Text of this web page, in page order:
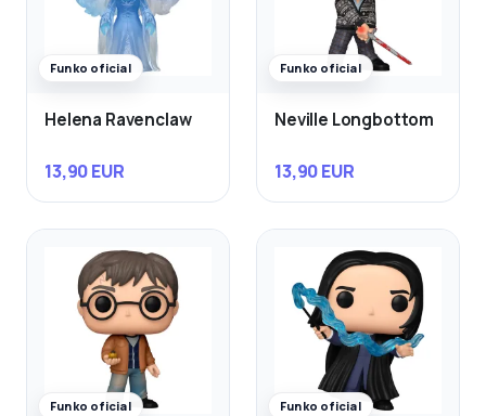
Funko oficial
Helena Ravenclaw
13,90 EUR
Funko oficial
Neville Longbottom
13,90 EUR
Funko oficial Funko oficial